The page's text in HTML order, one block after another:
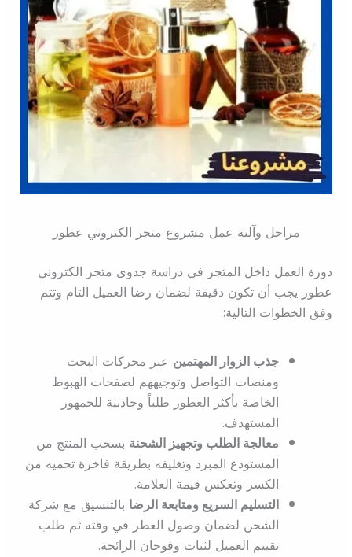
مراحل وآلية عمل مشروع متجر الكتروني عطور
دورة العمل داخل المتجر في دراسة جدوى متجر الكتروني
عطور يجب أن تكون دقيقة لضمان رضا العميل التام وتتم
وفق الخطوات التالية:
جذب الزوار المهتمينعبر محركات البحث
ومنصات التواصل وتوجيههم لصفحات الهبوط
الخاصة بأكثر العطور طلباً وجاذبية للجمهور
المستهدف.
معالجة الطلب وتجهيز الشحنةبسحب المنتج من
المستودع المبرد وتغليفه بطريقة فاخرة تحميه من
الكسر وتعكس قيمة العلامة.
التسليم السريع ومتابعة الرضابالتنسيق مع شركة
الشحن لضمان وصول العطر في وقته ثم طلب
تقييم العميل لثبات وفوحان الرائحة.